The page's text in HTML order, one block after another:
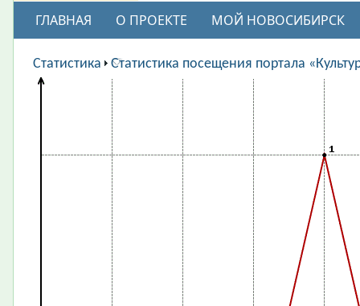
ГЛАВНАЯ О ПРОЕКТЕ МОЙ НОВОСИБИРСК
ВАКАНСИИ
Статистика Статистика посещения портала